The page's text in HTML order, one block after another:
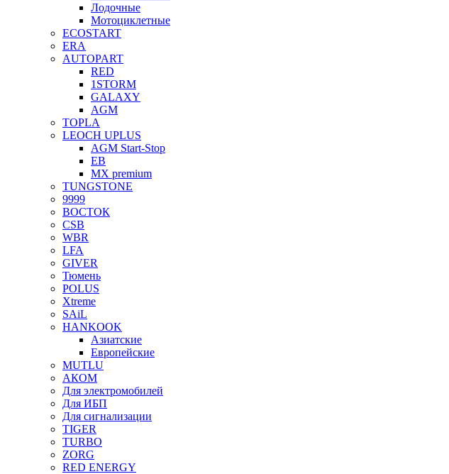
Лодочные
Мотоциклетные
ECOSTART
ERA
AUTOPART
RED
1STORM
GALAXY
AGM
TOPLA
LEOCH UPLUS
AGM Start-Stop
EB
MX premium
TUNGSTONE
9999
ВОСТОК
CSB
WBR
LFA
GIVER
Тюмень
POLUS
Xtreme
SAiL
HANKOOK
Азиатские
Европейские
MUTLU
АКОМ
Для электромобилей
Для ИБП
Для сигнализации
TIGER
TURBO
ZORG
RED ENERGY